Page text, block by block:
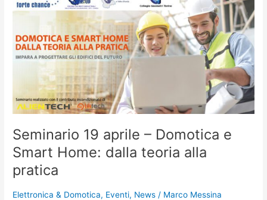
Seminario 19 aprile – Domotica e
Smart Home: dalla teoria alla
pratica
Elettronica & Domotica, Eventi, News / Marco Messina
19
–
Domotica
e
dalla
teoria
pratica